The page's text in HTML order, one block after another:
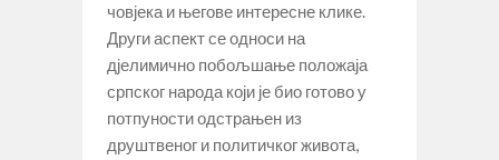
човјека и његове интересне клике.
Други аспект се односи на
дјелимично побољшање положаја
српског народа који је био готово у
потпуности одстрањен из
друштвеног и политичког живота,